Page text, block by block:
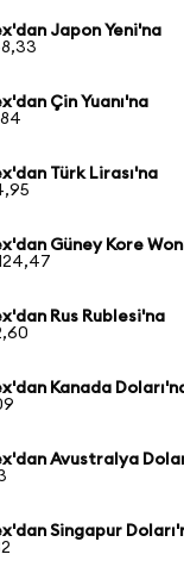
Japon Yeni'na
Çin Yuanı'na
Türk Lirası'na
Güney Kore
Rus Rublesi'na
Kanada
Avustralya
Singapur